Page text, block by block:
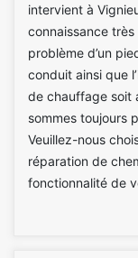
intervient à
connaissance
problème d’un
conduit ainsi que
de chauffage soit
sommes toujours
Veuillez-nous
réparation de
fonctionnalité de